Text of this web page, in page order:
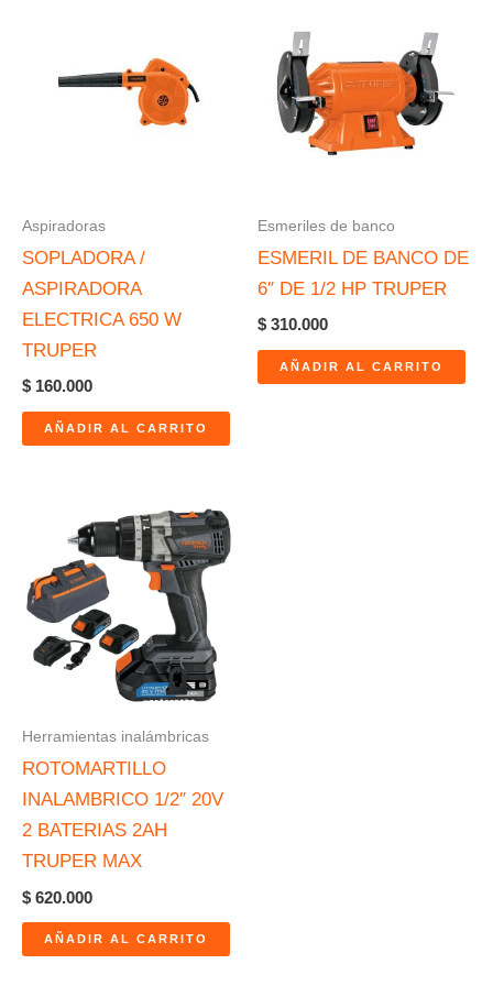
Aspiradoras
SOPLADORA /
ASPIRADORA
ELECTRICA 650 W
TRUPER
$ 160.000
AÑADIR AL CARRITO
Esmeriles de banco
ESMERIL DE BANCO DE
6″ DE 1/2 HP TRUPER
$ 310.000
AÑADIR AL CARRITO
Herramientas inalámbricas
ROTOMARTILLO
INALAMBRICO 1/2″ 20V
2 BATERIAS 2AH
TRUPER MAX
$ 620.000
AÑADIR AL CARRITO